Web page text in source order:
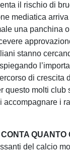
il rischio di
mediatica
una panchina
stanno
di crescita
questo molti club
i
del calcio